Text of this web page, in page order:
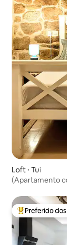
Loft ⋅ Tui
(Apartamento
Entre os
Preferido